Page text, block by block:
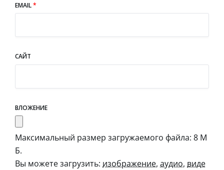
EMAIL*
САЙТ
ВЛОЖЕНИЕ
Максимальный размер загружаемого файла: 8 М
Б.
Вы можете загрузить: изображение, аудио, виде